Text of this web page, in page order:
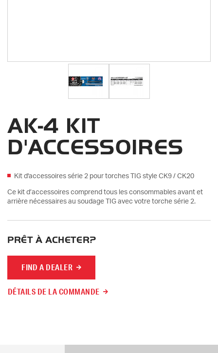
AK-4 KIT
D'ACCESSOIRES
Kit d'accessoires série 2 pour torches TIG style CK9 / CK20
Ce kit d’accessoires comprend tous les consommables avant et
arrière nécessaires au soudage TIG avec votre torche série 2.
PRÊT À ACHETER?
FIND A DEALER
DÉTAILS DE LA COMMANDE